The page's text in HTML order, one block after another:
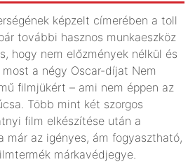
képzelt címerében a toll
további hasznos munkaeszköz
hogy nem előzmények nélkül és
a négy Oscar-díjat Nem
filmjükért – ami nem éppen az
Több mint két szorgos
film elkészítése után a
már az igényes, ám fogyasztható,
márkavédjegye.